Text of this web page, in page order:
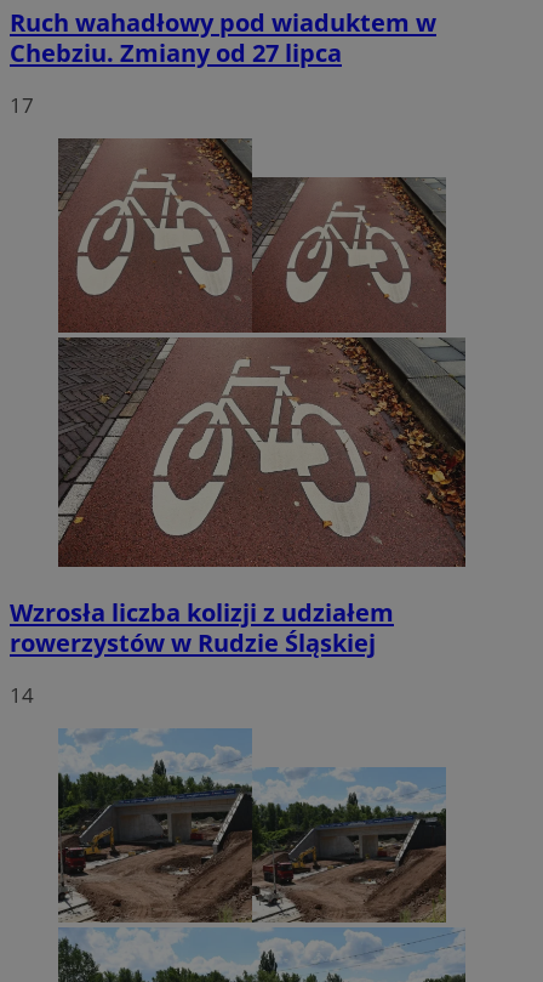
Ruch wahadłowy pod wiaduktem w
Chebziu. Zmiany od 27 lipca
17
Wzrosła liczba kolizji z udziałem
rowerzystów w Rudzie Śląskiej
14